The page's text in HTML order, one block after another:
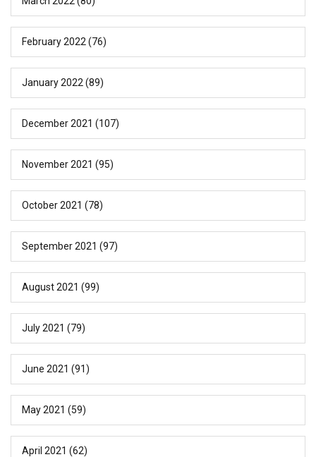
February 2022 (76)
January 2022 (89)
December 2021 (107)
November 2021 (95)
October 2021 (78)
September 2021 (97)
August 2021 (99)
July 2021 (79)
June 2021 (91)
May 2021 (59)
April 2021 (62)